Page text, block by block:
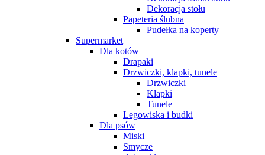
Dekoracja stołu
Papeteria ślubna
Pudełka na koperty
Supermarket
Dla kotów
Drapaki
Drzwiczki, klapki, tunele
Drzwiczki
Klapki
Tunele
Legowiska i budki
Dla psów
Miski
Smycze